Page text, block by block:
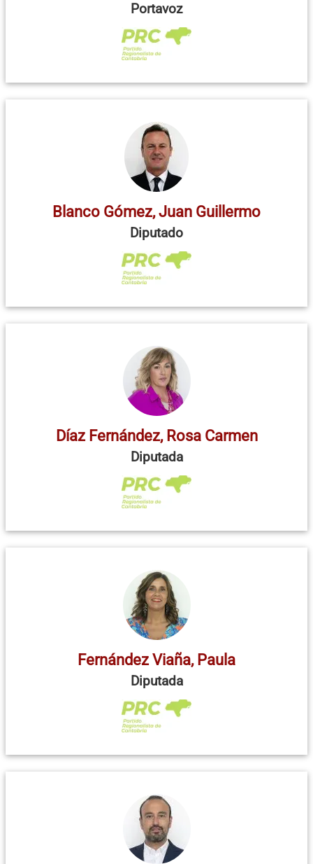
Portavoz
Blanco Gómez, Juan Guillermo
Diputado
Díaz Fernández, Rosa Carmen
Diputada
Fernández Viaña, Paula
Diputada